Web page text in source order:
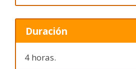
Duración
4 horas.